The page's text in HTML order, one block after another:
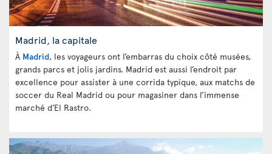
Madrid, la capitale
À Madrid, les voyageurs ont l’embarras du choix côté musées,
grands parcs et jolis jardins. Madrid est aussi l’endroit par
excellence pour assister à une corrida typique, aux matchs de
soccer du Real Madrid ou pour magasiner dans l’immense
marché d’El Rastro.